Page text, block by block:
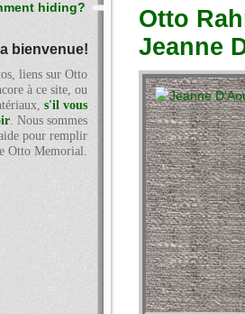
Otto
Jeanne
hiding?
bienvenue!
liens sur Otto
à ce site, ou
s'il vous
. Nous sommes
pour remplir
Otto Memorial.